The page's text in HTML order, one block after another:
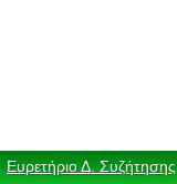
Ευρετήριο Δ. Συζήτησης